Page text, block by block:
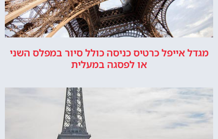
מגדל אייפל כרטיס כניסה כולל סיור במפלס השני
או לפסגה במעלית